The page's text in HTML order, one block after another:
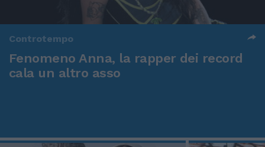
Controtempo
Fenomeno Anna, la rapper dei record
cala un altro asso